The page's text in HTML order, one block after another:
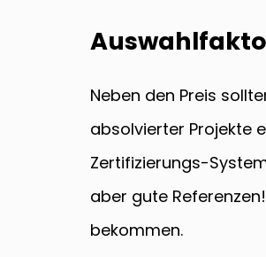
Neben den Preis
absolvierter Projekte
Zertifizierungs-
aber gute
bekommen.